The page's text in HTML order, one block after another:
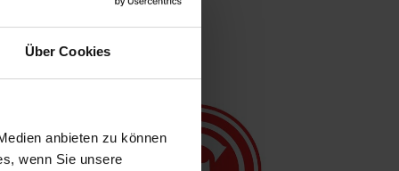
Über Cookies
anbieten zu können
wenn Sie unsere